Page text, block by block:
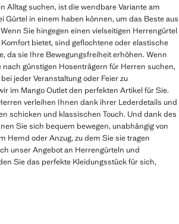
Alltag suchen, ist die wendbare Variante am
Gürtel in einem haben können, um das Beste aus
Sie hingegen einen vielseitigen Herrengürtel
bietet, sind geflochtene oder elastische
da sie Ihre Bewegungsfreiheit erhöhen. Wenn
nach günstigen Hosenträgern für Herren suchen,
jeder Veranstaltung oder Feier zu
im Mango Outlet den perfekten Artikel für Sie.
verleihen Ihnen dank ihrer Lederdetails und
schicken und klassischen Touch. Und dank des
Sie sich bequem bewegen, unabhängig von
Hemd oder Anzug, zu dem Sie sie tragen
unser Angebot an Herrengürteln und
Sie das perfekte Kleidungsstück für sich,